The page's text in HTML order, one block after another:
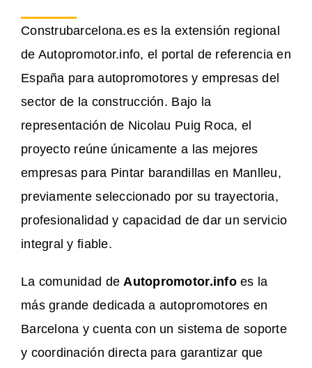
Construbarcelona.es es la extensión regional
de Autopromotor.info, el portal de referencia en
España para autopromotores y empresas del
sector de la construcción. Bajo la
representación de Nicolau Puig Roca, el
proyecto reúne únicamente a las mejores
empresas para Pintar barandillas en Manlleu,
previamente seleccionado por su trayectoria,
profesionalidad y capacidad de dar un servicio
integral y fiable.
La comunidad de Autopromotor.infoes la
más grande dedicada a autopromotores en
Barcelona y cuenta con un sistema de soporte
y coordinación directa para garantizar que